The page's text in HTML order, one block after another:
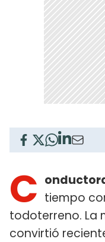
C tiempo
todoterreno. La
convirtió